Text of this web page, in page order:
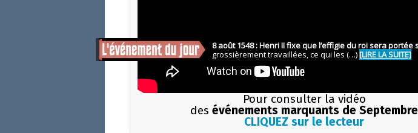
Pour consulter la vidéo
des événements marquants de Septembre
CLIQUEZ sur le lecteur